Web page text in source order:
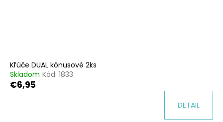
Kľúče DUAL kónusové 2ks
Skladom Kód: 1833
€6,95
DETAIL